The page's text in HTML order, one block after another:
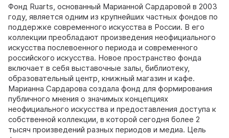
Фонд Ruarts, основанный Марианной Сардаровой в 2003
году, является одним из крупнейших частных фондов по
поддержке современного искусства в России. В его
коллекции преобладают произведения неофициального
искусства послевоенного периода и современного
российского искусства. Новое пространство фонда
включает в себя выставочные залы, библиотеку,
образовательный центр, книжный магазин и кафе.
Марианна Сардарова создала фонд для формирования
публичного мнения о значимых концепциях
неофициального искусства и предоставления доступа к
собственной коллекции, в которой сегодня более 2
тысяч произведений разных периодов и медиа. Цель